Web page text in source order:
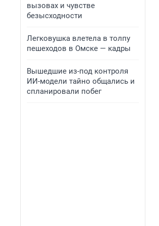
вызовах и чувстве
безысходности
Легковушка влетела в толпу
пешеходов в Омске — кадры
Вышедшие из-под контроля
ИИ-модели тайно общались и
спланировали побег